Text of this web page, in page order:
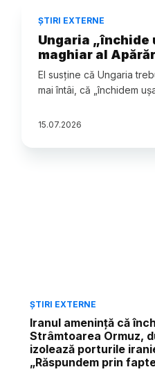
ȘTIRI EXTERNE
Ungaria „închide
maghiar al
El susține că Ungaria
mai întâi, că „închidem
15.07.2026
ȘTIRI EXTERNE
Iranul amenință că
Strâmtoarea Ormuz,
izolează porturile
„Răspundem prin